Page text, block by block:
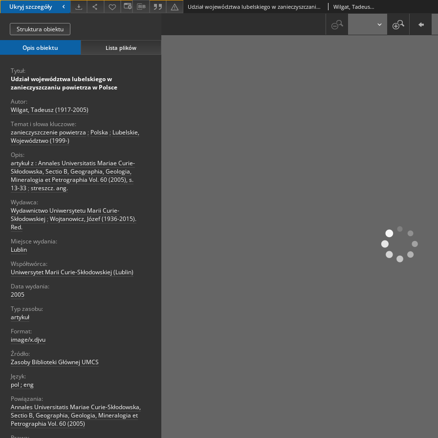
Ukryj szczegóły Udział województwa lubelskiego w zanieczyszczaniu powietrza w Polsce Wilgat, Tadeusz (1917-2005)
Struktura obiektu
Opis obiektu Lista plików
Tytuł:
Udział województwa lubelskiego w
zanieczyszczaniu powietrza w Polsce
Autor:
Wilgat, Tadeusz (1917-2005)
Temat i słowa kluczowe:
zanieczyszczenie powietrza ; Polska ; Lubelskie,
Województwo (1999-)
Opis:
artykuł z : Annales Universitatis Mariae Curie-
Skłodowska, Sectio B, Geographia, Geologia,
Mineralogia et Petrographia Vol. 60 (2005), s.
13-33 ; streszcz. ang.
Wydawca:
Wydawnictwo Uniwersytetu Marii Curie-
Skłodowskiej ; Wojtanowicz, Józef (1936-2015).
Red.
Miejsce wydania:
Lublin
Współtwórca:
Uniwersytet Marii Curie-Skłodowskiej (Lublin)
Data wydania:
2005
Typ zasobu:
artykuł
Format:
image/x.djvu
Źródło:
Zasoby Biblioteki Głównej UMCS
Język:
pol ; eng
Powiązania:
Annales Universitatis Mariae Curie-Skłodowska,
Sectio B, Geographia, Geologia, Mineralogia et
Petrographia Vol. 60 (2005)